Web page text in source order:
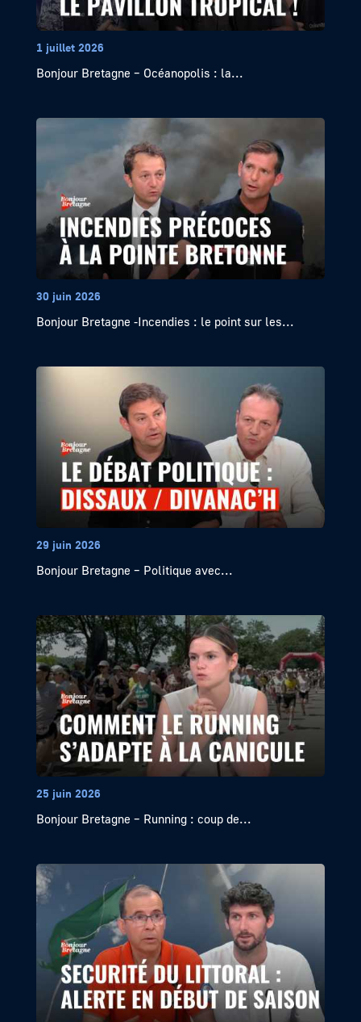
1 juillet 2026
Bonjour Bretagne – Océanopolis : la...
30 juin 2026
Bonjour Bretagne -Incendies : le point sur les...
29 juin 2026
Bonjour Bretagne – Politique avec...
25 juin 2026
Bonjour Bretagne – Running : coup de...